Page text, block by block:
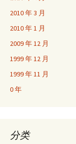
2010 年 3 月
2010 年 1 月
2009 年 12 月
1999 年 12 月
1999 年 11 月
0 年
分类